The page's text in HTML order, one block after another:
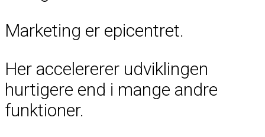
Marketing er epicentret.
Her accelererer udviklingen
hurtigere end i mange andre
funktioner.